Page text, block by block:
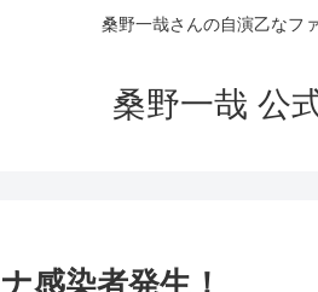
桑野一哉さんの自演乙なフ
桑野一哉 公
感染者発生！